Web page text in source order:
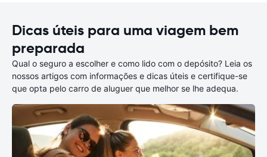
Dicas úteis para uma viagem bem
preparada
Qual o seguro a escolher e como lido com o depósito? Leia os
nossos artigos com informações e dicas úteis e certifique-se
que opta pelo carro de aluguer que melhor se lhe adequa.